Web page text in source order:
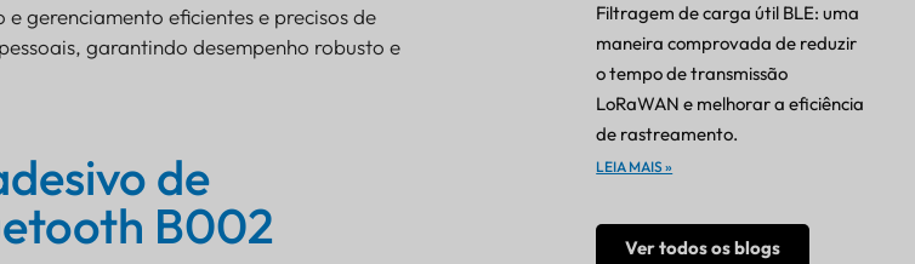
gerenciamento eficientes e precisos de
garantindo desempenho robusto e
de
B002
Filtragem de carga útil BLE: uma
maneira comprovada de reduzir
o tempo de transmissão
LoRaWAN e melhorar a eficiência
de rastreamento.
LEIA MAIS »
Ver todos os blogs